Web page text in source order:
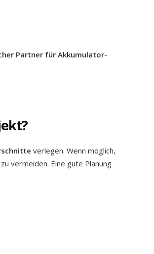
Partner für Akkumulator-
verlegen. Wenn möglich,
vermeiden. Eine gute Planung